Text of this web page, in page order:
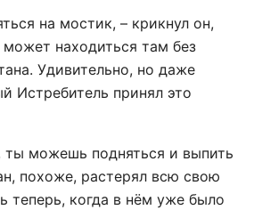
на мостик, – крикнул он,
может находиться там без
Удивительно, но даже
Истребитель принял это
ты можешь подняться и выпить
похоже, растерял всю свою
теперь, когда в нём уже было